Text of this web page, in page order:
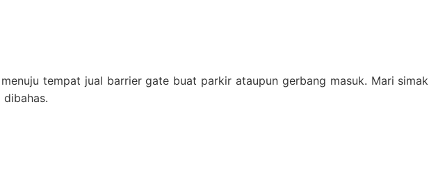
tempat jual barrier gate buat parkir ataupun gerbang masuk. Mari simak